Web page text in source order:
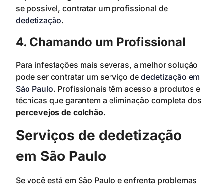
se possível, contratar um profissional de
dedetização.
4. Chamando um Profissional
Para infestações mais severas, a melhor solução
pode ser contratar um serviço de dedetização em
São Paulo. Profissionais têm acesso a produtos e
técnicas que garantem a eliminação completa dos
percevejos de colchão.
Serviços de dedetização
em São Paulo
Se você está em São Paulo e enfrenta problemas